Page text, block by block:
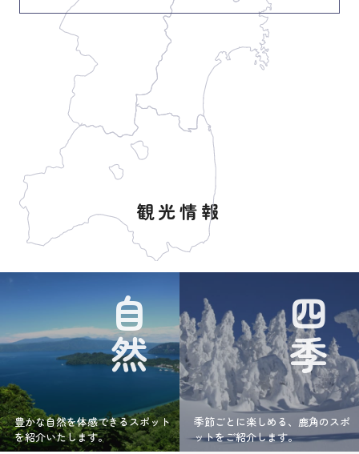
観光情報
自然
豊かな自然を体感できるスポット
を紹介いたします。
四季
季節ごとに楽しめる、鹿角のスポ
ットをご紹介します。